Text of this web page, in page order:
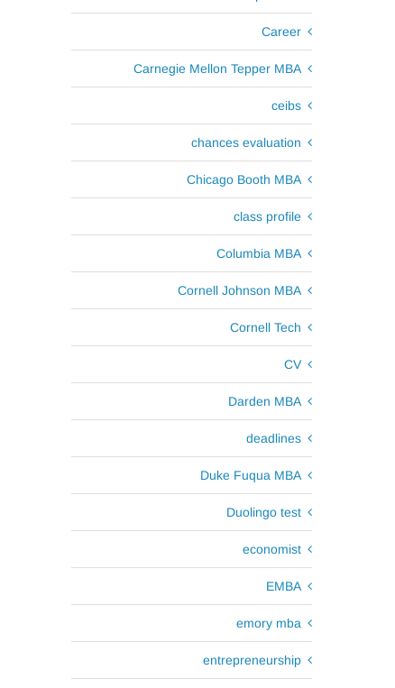
Career
Carnegie Mellon Tepper MBA
ceibs
chances evaluation
Chicago Booth MBA
class profile
Columbia MBA
Cornell Johnson MBA
Cornell Tech
CV
Darden MBA
deadlines
Duke Fuqua MBA
Duolingo test
economist
EMBA
emory mba
entrepreneurship